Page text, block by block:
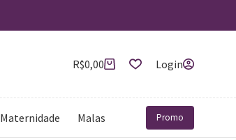
R$0,00 Login
Maternidade Malas Promo